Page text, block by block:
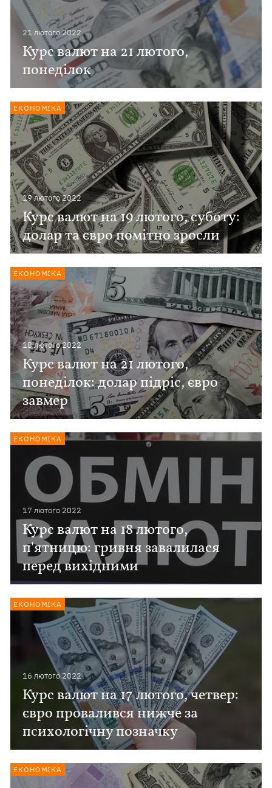
21 лютого 2022
Курс валют на 21 лютого,
понеділок
19 лютого 2022
Курс валют на 19 лютого, суботу:
долар та євро помітно зросли
ЕКОНОМІКА
18 лютого 2022
Курс валют на 21 лютого,
понеділок: долар підріс, євро
завмер
ЕКОНОМІКА
17 лютого 2022
Курс валют на 18 лютого,
п'ятницю: гривня завалилася
перед вихідними
ЕКОНОМІКА
16 лютого 2022
Курс валют на 17 лютого, четвер:
євро провалився нижче за
психологічну позначку
ЕКОНОМІКА
ЕКОНОМІКА